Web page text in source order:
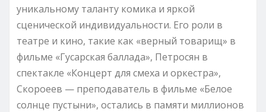
уникальному таланту комика и яркой
сценической индивидуальности. Его роли в
театре и кино, такие как «верный товарищ» в
фильме «Гусарская баллада», Петросян в
спектакле «Концерт для смеха и оркестра»,
Скороеев — преподаватель в фильме «Белое
солнце пустыни», остались в памяти миллионов